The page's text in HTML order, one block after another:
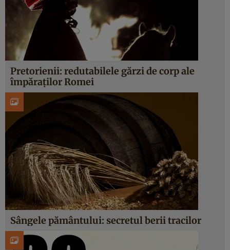
Pretorienii: redutabilele gărzi de corp ale
împăraţilor Romei
Sângele pământului: secretul berii tracilor